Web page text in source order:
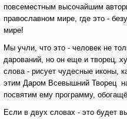
повсеместным высочайшим
православном мире, где это -
мире!
Мы учли, что это - человек не
дарований, но он еще и творец,
слова - рисует чудесные иконы,
этим Даром Всевышний Творец
посвятим ему программу,
Если в двух словах - это будет